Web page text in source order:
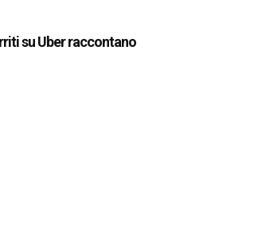
su Uber raccontano